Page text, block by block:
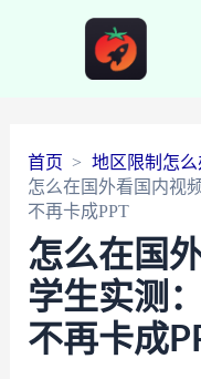
首页
地区限制怎么
怎么在国外看国内视
不再卡成PPT
怎么在国
学生实测
不再卡成